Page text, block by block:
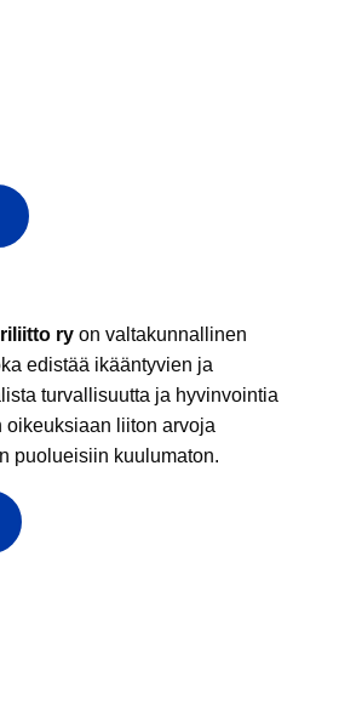
ry on valtakunnallinen
edistää ikääntyvien ja
turvallisuutta ja hyvinvointia
oikeuksiaan liiton arvoja
puolueisiin kuulumaton.